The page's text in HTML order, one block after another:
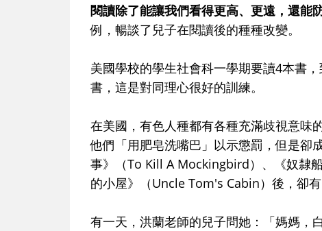
閱讀除了能讓我們看得更高、更遠，還能
例，暢談了兒子在閱讀後的種種改變。
美國學校的學生社會科一學期要讀4本書
書，這是對同理心很好的訓練。
在美國，有色人種都有各種充滿歧視意味
他們「用肥皂洗嘴巴」以示懲罰，但是卻
事》（To Kill A Mockingbird）、《奴隸
的小屋》（Uncle Tom's Cabin）後，卻有
有一天，洪蘭老師的兒子問她：「媽媽，